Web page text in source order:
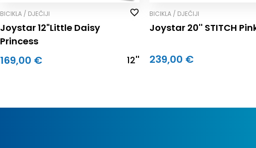
BICIKLA / DJEČIJI
Joystar 12"Little Daisy
Princess
169,00 € 12''
BICIKLA / DJEČIJI
Joystar 20'' STITCH
239,00 €